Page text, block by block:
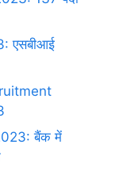
एसबीआई
बैंक में